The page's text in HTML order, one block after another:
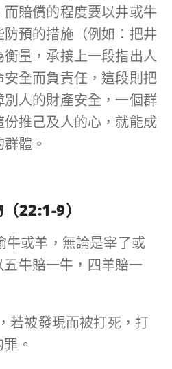
賠償的程度要以井或牛
預的措施（例如：把井
量，承接上一段指出人
全而負責任，這段則把
人的財產安全，一個群
推己及人的心，就能成
體。
22:1-9）
牛或羊，無論是宰了或
牛賠一牛，四羊賠一
若被發現而被打死，打
。